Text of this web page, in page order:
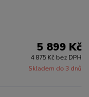
Skladem do 3 dnů
5 899 Kč
4 875 Kč bez DPH